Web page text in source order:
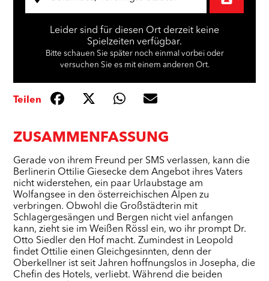
ZUSAMMENFASSUNG
Gerade von ihrem Freund per SMS verlassen, kann die
Berlinerin Ottilie Giesecke dem Angebot ihres Vaters
nicht widerstehen, ein paar Urlaubstage am
Wolfangsee in den österreichischen Alpen zu
verbringen. Obwohl die Großstädterin mit
Schlagergesängen und Bergen nicht viel anfangen
kann, zieht sie im Weißen Rössl ein, wo ihr prompt Dr.
Otto Siedler den Hof macht. Zumindest in Leopold
findet Ottilie einen Gleichgesinnten, denn der
Oberkellner ist seit Jahren hoffnungslos in Josepha, die
Chefin des Hotels, verliebt. Während die beiden
Leider sind für diesen Ort derzeit keine
Spielzeiten verfügbar.
Bitte schauen Sie später noch einmal vorbei oder
versuchen Sie es mit einem anderen Ort.
Teilen